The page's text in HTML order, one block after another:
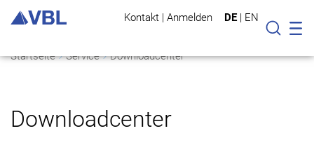
Kontakt | Anmelden DE | EN
Suche
Startseite Service Downloadcenter
Downloadcenter